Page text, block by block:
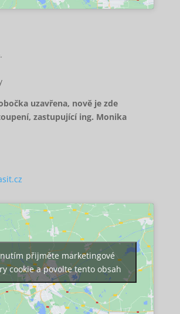
uzavřena, nově je zde
zastupující ing. Monika
přijměte marketingové
cookie a povolte tento obsah